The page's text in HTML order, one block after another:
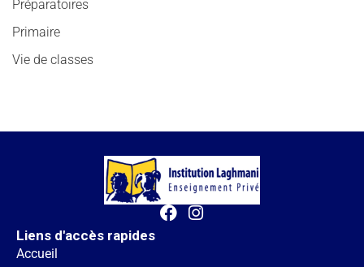
Préparatoires
Primaire
Vie de classes
Liens d'accès rapides
Accueil